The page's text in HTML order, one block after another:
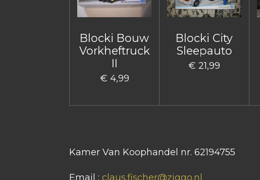
Blocki Bouw
Vorkheftruck
II
€ 4,99
Blocki City
Sleepauto
€ 21,99
Kamer Van Koophandel nr. 62194755
Email : claus.fischer@ziggo.nl